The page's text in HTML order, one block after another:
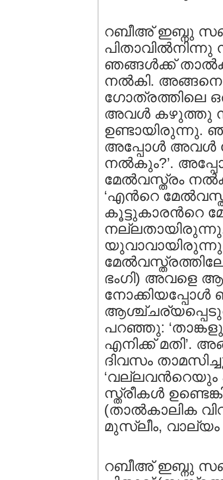
റബീഅ് ഇബ്നു
ഞങ്ങള്‍ക്ക്‌
നല്‍കി. അങ്ങനെ
ഗോത്രത്തിലെ
അവള്‍ കഴുത്തു
ഉണ്ടായിരുന്നു.
അപ്പോള്‍ അവള്‍
നല്‍കും?’.
മേല്‍വസ്ത്രം
‘എന്‍റെ
കൂട്ടുകാരന്‍റെ
ഭംഗി) അവളെ
പറഞ്ഞു:
എനിക്ക്
ദിവസം
‘വല്ലവന്‍റെയും
സ്ത്രീകള്‍
(താല്‍കാലിക
മുസ്ലീം, വാല്യം
റബീഅ് ഇബ്നു